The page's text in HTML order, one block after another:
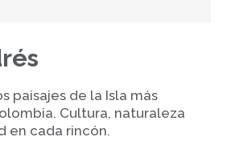
paisajes de la Isla más
Cultura, naturaleza
en cada rincón.